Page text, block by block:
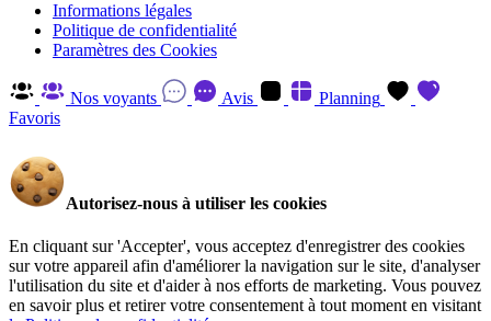
Informations légales
Politique de confidentialité
Paramètres des Cookies
Nos voyants Avis
Planning
Favoris
Autorisez-nous à utiliser les cookies
En cliquant sur 'Accepter', vous acceptez d'enregistrer des cookies
sur votre appareil afin d'améliorer la navigation sur le site, d'analyser
l'utilisation du site et d'aider à nos efforts de marketing. Vous pouvez
en savoir plus et retirer votre consentement à tout moment en visitant